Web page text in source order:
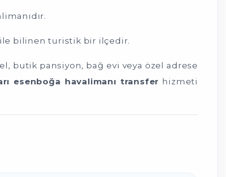
ile bilinen turistik bir ilçedir.
butik pansiyon, bağ evi veya özel adrese
esenboğa havalimanı transfer hizmeti